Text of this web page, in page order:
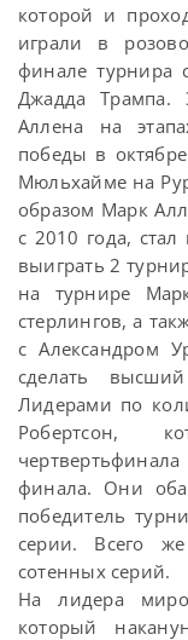
которой и
играли в
финале турнира
Джадда Трампа.
Аллена на
победы в
Мюльхайме на
образом Марк
с 2010 года,
выиграть 2
на турнире
стерлингов, а
с Александром
сделать
Лидерами по
Робертсон,
финала. Они
победитель
серии. Всего
сотенных серий.
На лидера
который